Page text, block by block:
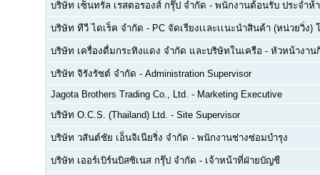
บริษัท เซ็นทรัล เรสตอรองส์ กรุ๊ป จำกัด - พนักงานต้อนรับ ประจำห้
บริษัท ทีวี ไดเร็ค จำกัด - PC จัดเรียงเเละเเนะนำสินค้า (หน่วยวิ่ง
บริษัท เครื่องดื่มกระทิงแดง จำกัด และบริษัทในเครือ - หัวหน้างาน
บริษัท จิรังรัชต์ จำกัด - Administration Supervisor
Jagota Brothers Trading Co., Ltd. - Marketing Executive
บริษัท O.C.S. (Thailand) Ltd. - Site Supervisor
บริษัท วสันต์ชัย เอ็นจิเนียริ่ง จำกัด - พนักงานช่างซ่อมบำรุง
บริษัท เออร์เบิร์นบิสซิเนส กรุ๊ป จำกัด - เจ้าหน้าที่ฝ่ายบัญชี